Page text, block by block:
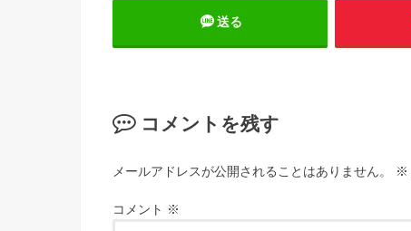
送る
コメントを残す
メールアドレスが公開されることはありません。 ※
コメント ※